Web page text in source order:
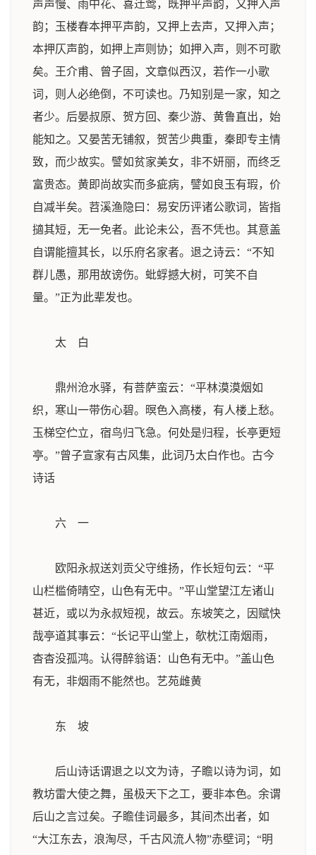
声声慢、雨中花、喜迁莺，既押平声韵，又押入声
韵；玉楼春本押平声韵，又押上去声，又押入声；
本押仄声韵，如押上声则协；如押入声，则不可歌
矣。王介甫、曾子固，文章似西汉，若作一小歌
词，则人必绝倒，不可读也。乃知别是一家，知之
者少。后晏叔原、贺方回、秦少游、黄鲁直出，始
能知之。又晏苦无铺叙，贺苦少典重，秦即专主情
致，而少故实。譬如贫家美女，非不妍丽，而终乏
富贵态。黄即尚故实而多疵病，譬如良玉有瑕，价
自减半矣。苕溪渔隐曰：易安历评诸公歌词，皆指
擿其短，无一免者。此论未公，吾不凭也。其意盖
自谓能擅其长，以乐府名家者。退之诗云：“不知
群儿愚，那用故谤伤。蚍蜉撼大树，可笑不自
量。”正为此辈发也。
太 白
鼎州沧水驿，有菩萨蛮云：“平林漠漠烟如
织，寒山一带伤心碧。暝色入高楼，有人楼上愁。
玉梯空伫立，宿鸟归飞急。何处是归程，长亭更短
亭。”曾子宣家有古风集，此词乃太白作也。 古今
诗话
六 一
欧阳永叔送刘贡父守维扬，作长短句云：“平
山栏槛倚晴空，山色有无中。”平山堂望江左诸山
甚近，或以为永叔短视，故云。东坡笑之，因赋快
哉亭道其事云：“长记平山堂上，欹枕江南烟雨，
杳杳没孤鸿。认得醉翁语：山色有无中。”盖山色
有无，非烟雨不能然也。 艺苑雌黄
东 坡
后山诗话谓退之以文为诗，子瞻以诗为词，如
教坊雷大使之舞，虽极天下之工，要非本色。余谓
后山之言过矣。子瞻佳词最多，其间杰出者，如
“大江东去，浪淘尽，千古风流人物”赤壁词；“明